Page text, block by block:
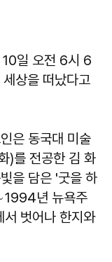
10일 오전 6시 6
상을 떠났다고
은 동국대 미술
)를 전공한 김 화
을 담은 '굿을 하
년 뉴욕주
서 벗어나 한지와